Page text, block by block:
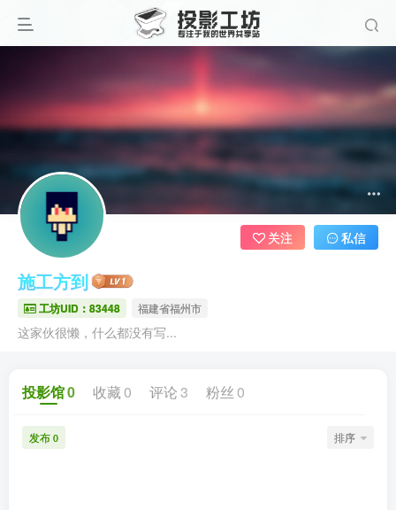
施工方到
工坊UID：83448 福建省福州市
这家伙很懒，什么都没有写...
关注 私信
投影馆0 收藏 0 评论 3 粉丝 0
发布 0 排序